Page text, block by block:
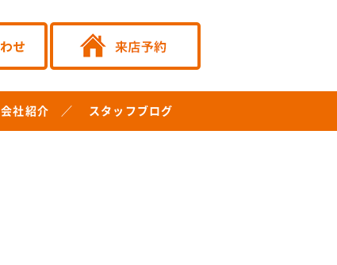
会社紹介 スタッフブログ